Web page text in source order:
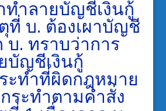
ทำลายบัญชีเงินกู้
ที่ บ. ต้องเผาบัญชี
บ. ทราบว่าการ
บัญชีเงินกู้
ะทำที่ผิดกฎหมาย
ระทำตามคำสั่ง